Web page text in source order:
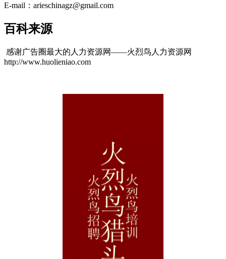
E-mail：arieschinagz@gmail.com
百科来源
感谢广告圈最大的人力资源网——火烈鸟人力资源网
http://www.huolieniao.com